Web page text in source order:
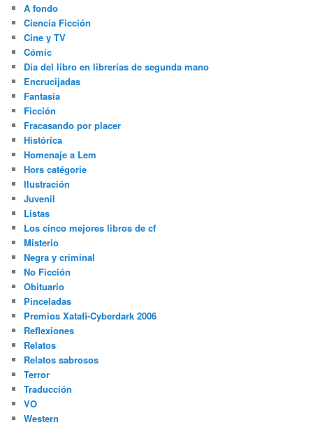
A fondo
Ciencia Ficción
Cine y TV
Cómic
Día del libro en librerías de segunda mano
Encrucijadas
Fantasía
Ficción
Fracasando por placer
Histórica
Homenaje a Lem
Hors catégorie
Ilustración
Juvenil
Listas
Los cinco mejores libros de cf
Misterio
Negra y criminal
No Ficción
Obituario
Pinceladas
Premios Xatafi-Cyberdark 2006
Reflexiones
Relatos
Relatos sabrosos
Terror
Traducción
VO
Western